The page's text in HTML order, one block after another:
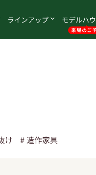
ラインアップ モデルハ
け 造作家具